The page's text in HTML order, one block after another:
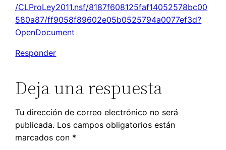
/CLProLey2011.nsf/8187f608125faf14052578bc00
580a87/ff9058f89602e05b0525794a0077ef3d?
OpenDocument
Responder
Deja una respuesta
Tu dirección de correo electrónico no será
publicada. Los campos obligatorios están
marcados con *